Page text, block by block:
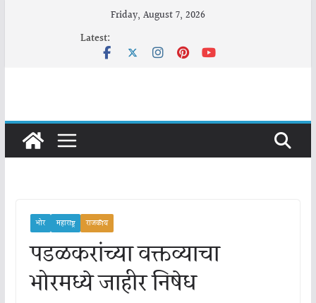
Friday, August 7, 2026
Latest:
भोर महाराष्ट्र राजकीय
पडळकरांच्या वक्तव्याचा
भोरमध्ये जाहीर निषेध